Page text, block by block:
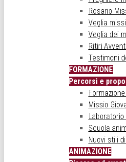
Rosario
Veglia
Veglia dei
Ritiri
Testimoni
FORMAZIONE
Percorsi e
Missio
Scuola
Nuovi stili
ANIMAZIONE